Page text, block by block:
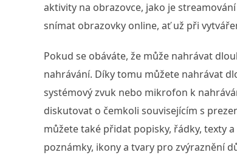
aktivity na obrazovce, jako je
snímat obrazovky online, ať už při
Pokud se obáváte, že může nahrávat
nahrávání. Díky tomu můžete nahrávat
systémový zvuk nebo mikrofon k
diskutovat o čemkoli souvisejícím s
můžete také přidat popisky, řádky, texty
poznámky, ikony a tvary pro zvýraznění